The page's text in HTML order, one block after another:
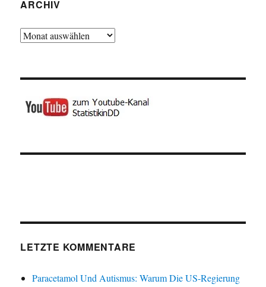
ARCHIV
Archiv
LETZTE KOMMENTARE
Paracetamol Und Autismus: Warum Die US-Regierung